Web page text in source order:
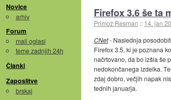
Novice
arhiv
Forum
mali oglasi
teme zadnjih 24h
Članki
Zaposlitve
brskaj
Firefox 3.6 še ta
Primož Resman :: 14. jan
CNet- Naslednja
Firefox 3.5, ki je poznana
načrtovano, da bo izšla še
nedokončanega izdelka.
zdaj dobro, večjih napak
tednih januarja.